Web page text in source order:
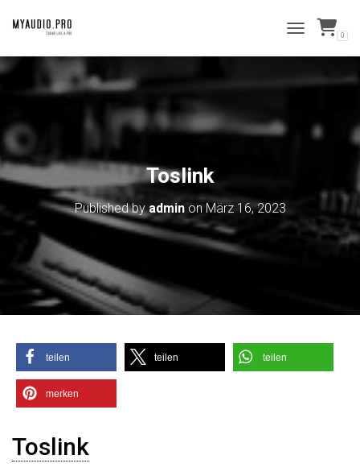
NAVIGATION
0
Toslink
Published byadminon März 16, 2023
teilen teilen teilen
merken
Toslink